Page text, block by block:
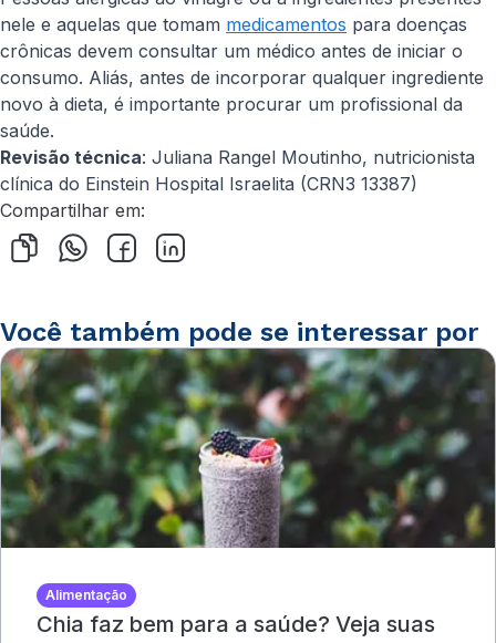
nele e aquelas que tomam medicamentos para doenças
crônicas devem consultar um médico antes de iniciar o
consumo. Aliás, antes de incorporar qualquer ingrediente
novo à dieta, é importante procurar um profissional da
saúde.
Revisão técnica: Juliana Rangel Moutinho, nutricionista
clínica do Einstein Hospital Israelita (CRN3 13387)
Compartilhar em:
Você também pode se interessar por
Alimentação
Chia faz bem para a saúde? Veja suas